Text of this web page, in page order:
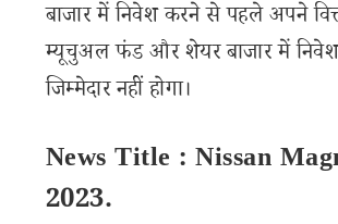
बाजार में निवेश करने से पहले अपने
म्यूचुअल फंड और शेयर बाजार में निवेश
जिम्मेदार नहीं होगा।
News Title : Nissan
2023.